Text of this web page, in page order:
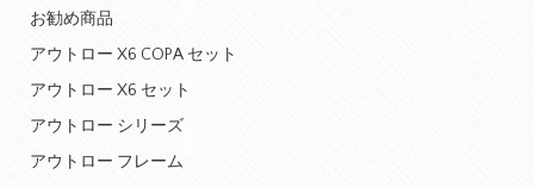
お勧め商品
アウトロー X6 COPA セット
アウトロー X6 セット
アウトロー シリーズ
アウトロー フレーム